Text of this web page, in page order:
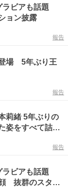
ラビアも話題
ョン披露
報告
場 5年ぶり王
報告
莉緒 5年ぶりの
姿をすべて詰め
報告
ラビアも話題
抜群のスタイ